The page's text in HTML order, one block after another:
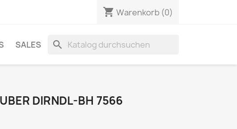
shopping_cart Warenkorb (0)
SALES search
DIRNDL-BH 7566